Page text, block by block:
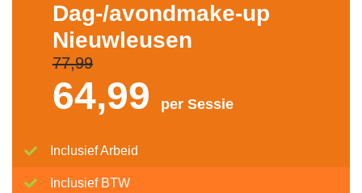
Dag-/avondmake-up
Nieuwleusen
77,99
64,99 per Sessie
Inclusief Arbeid
Inclusief BTW